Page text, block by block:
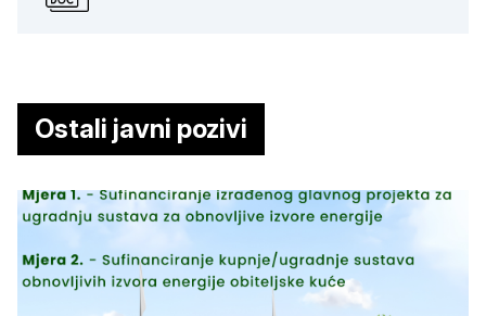
Ostali javni pozivi